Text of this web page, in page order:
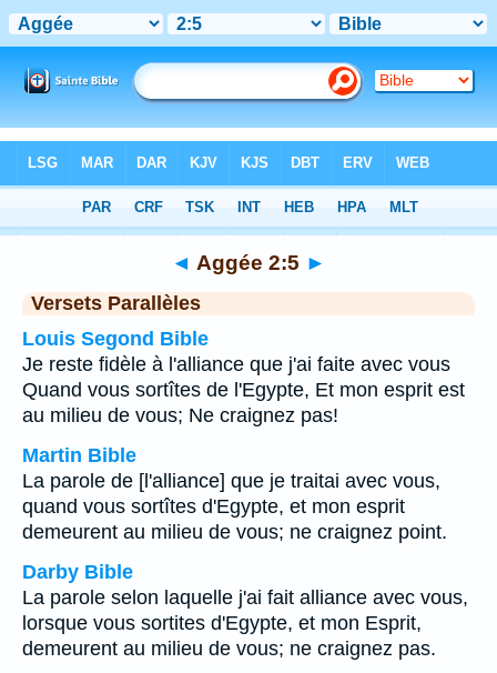
Chapitre 2> Verset 5
◄ Aggée 2:5 ►
Versets Parallèles
Louis Segond Bible
Je reste fidèle à l'alliance que j'ai faite avec vous
Quand vous sortîtes de l'Egypte, Et mon esprit est
au milieu de vous; Ne craignez pas!
Martin Bible
La parole de [l'alliance] que je traitai avec vous,
quand vous sortîtes d'Egypte, et mon esprit
demeurent au milieu de vous; ne craignez point.
Darby Bible
La parole selon laquelle j'ai fait alliance avec vous,
lorsque vous sortites d'Egypte, et mon Esprit,
demeurent au milieu de vous; ne craignez pas.